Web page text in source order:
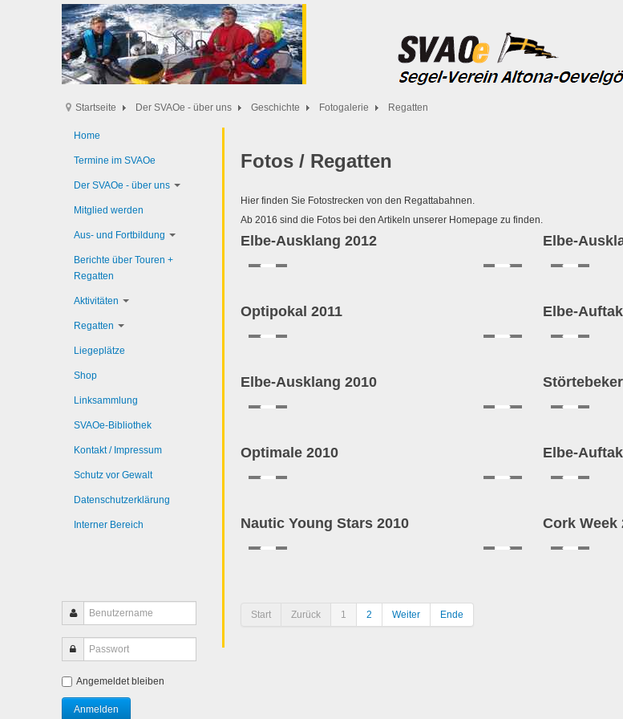
Startseite Der SVAOe - über uns Geschichte Fotogalerie Regatten
Fotos / Regatten
Hier finden Sie Fotostrecken von den Regattabahnen.
Ab 2016 sind die Fotos bei den Artikeln unserer Homepage zu finden.
Elbe-Ausklang 2012 Elbe-
Optipokal 2011 Elbe-
Elbe-Ausklang 2010
Optimale 2010 Elbe-
Nautic Young Stars 2010 Cork Week
Start Zurück 1 2 Weiter Ende
Home
Termine im SVAOe
Der SVAOe - über uns
Mitglied werden
Aus- und Fortbildung
Berichte über Touren +
Regatten
Aktivitäten
Regatten
Liegeplätze
Shop
Linksammlung
SVAOe-Bibliothek
Kontakt / Impressum
Schutz vor Gewalt
Datenschutzerklärung
Interner Bereich
Angemeldet bleiben